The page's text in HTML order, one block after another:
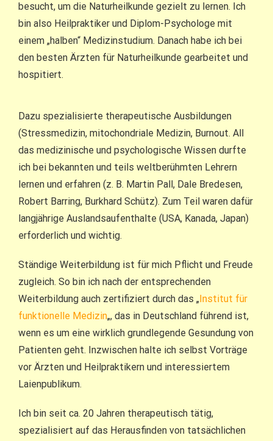
besucht, um die Naturheilkunde gezielt zu lernen. Ich
bin also Heilpraktiker und Diplom-Psychologe mit
einem „halben“ Medizinstudium. Danach habe ich bei
den besten Ärzten für Naturheilkunde gearbeitet und
hospitiert.
Dazu spezialisierte therapeutische Ausbildungen
(Stressmedizin, mitochondriale Medizin, Burnout. All
das medizinische und psychologische Wissen durfte
ich bei bekannten und teils weltberühmten Lehrern
lernen und erfahren (z. B. Martin Pall, Dale Bredesen,
Robert Barring, Burkhard Schütz). Zum Teil waren dafür
langjährige Auslandsaufenthalte (USA, Kanada, Japan)
erforderlich und wichtig.
Ständige Weiterbildung ist für mich Pflicht und Freude
zugleich. So bin ich nach der entsprechenden
Weiterbildung auch zertifiziert durch das „Institut für
funktionelle Medizin„, das in Deutschland führend ist,
wenn es um eine wirklich grundlegende Gesundung von
Patienten geht. Inzwischen halte ich selbst Vorträge
vor Ärzten und Heilpraktikern und interessiertem
Laienpublikum.
Ich bin seit ca. 20 Jahren therapeutisch tätig,
spezialisiert auf das Herausfinden von tatsächlichen